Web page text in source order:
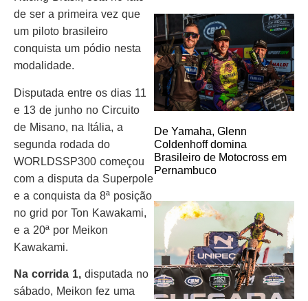
de ser a primeira vez que
um piloto brasileiro
conquista um pódio nesta
modalidade.
Disputada entre os dias 11
e 13 de junho no Circuito
de Misano, na Itália, a
segunda rodada do
WORLDSSP300 começou
com a disputa da Superpole
e a conquista da 8ª posição
no grid por Ton Kawakami,
e a 20ª por Meikon
Kawakami.
Na corrida 1, disputada no
sábado, Meikon fez uma
De Yamaha, Glenn
Coldenhoff domina
Brasileiro de Motocross em
Pernambuco